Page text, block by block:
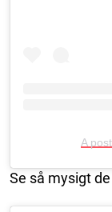
A
Se så mysigt